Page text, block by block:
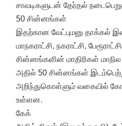
சாவடிகளுடன் தேர்தல்
50 சின்னங்கள்
இதற்கான வேட்புமனு தாக்கல்
மாநகராட்சி, நகராட்சி,
சின்னங்களின் மாதிரிகள்
அதில் 50 சின்னங்கள்
அறிந்துகொள்ளும் வகையில்
உள்ளன.
கேக்